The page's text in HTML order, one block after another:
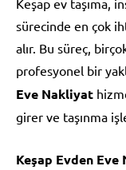
sürecinde en çok
alır. Bu süreç,
profesyonel bir
Eve Nakliyat
girer ve taşınma
Keşap Evden